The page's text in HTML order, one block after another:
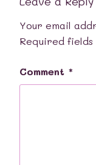
Your email
Required
Comment *